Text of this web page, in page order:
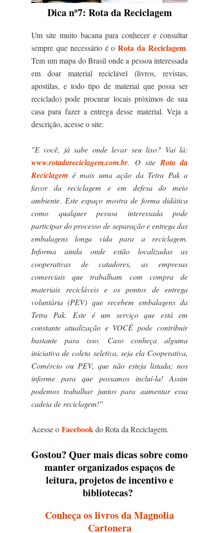
Dica nº7: Rota da Reciclagem
Um site muito bacana para conhecer e consultar
sempre que necessário é oRota da Reciclagem.
Tem um mapa do Brasil onde a pessoa interessada
em doar material reciclável (livros, revistas,
apostilas, e todo tipo de material que possa ser
reciclado) pode procurar locais próximos de sua
casa para fazer a entrega desse material. Veja a
descrição, acesse o site:
"E você, já sabe onde levar seu lixo? Vai lá:
www.rotadareciclagem.com.br. O site Rota da
Reciclagem é mais uma ação da Tetra Pak a
favor da reciclagem e em defesa do meio
ambiente. Este espaço mostra de forma didática
como qualquer pessoa interessada pode
participar do processo de separação e entrega das
embalagens longa vida para a reciclagem.
Informa ainda onde estão localizadas as
cooperativas de catadores, as empresas
comerciais que trabalham com compra de
materiais recicláveis e os pontos de entrega
voluntária (PEV) que recebem embalagens da
Tetra Pak. Este é um serviço que está em
constante atualização e VOCÊ pode contribuir
bastante para isso. Caso conheça alguma
iniciativa de coleta seletiva, seja ela Cooperativa,
Comércio ou PEV, que não esteja listada; nos
informe para que possamos incluí-la! Assim
podemos trabalhar juntos para aumentar essa
cadeia de reciclagem!"
Acesse o Facebookdo Rota da Reciclagem.
Gostou? Quer mais dicas sobre como
manter organizados espaços de
leitura, projetos de incentivo e
bibliotecas?
Conheça os livros da Magnolia
Cartonera